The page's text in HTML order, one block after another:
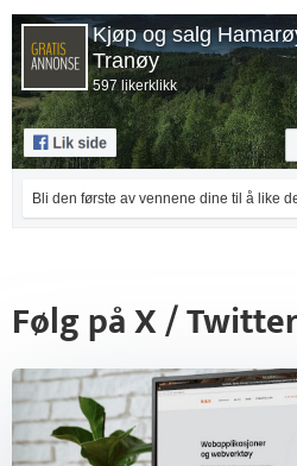
Kjøp og salg
Tranøy
597 likerklikk
Bli den første av vennene dine til å like
Følg på X /